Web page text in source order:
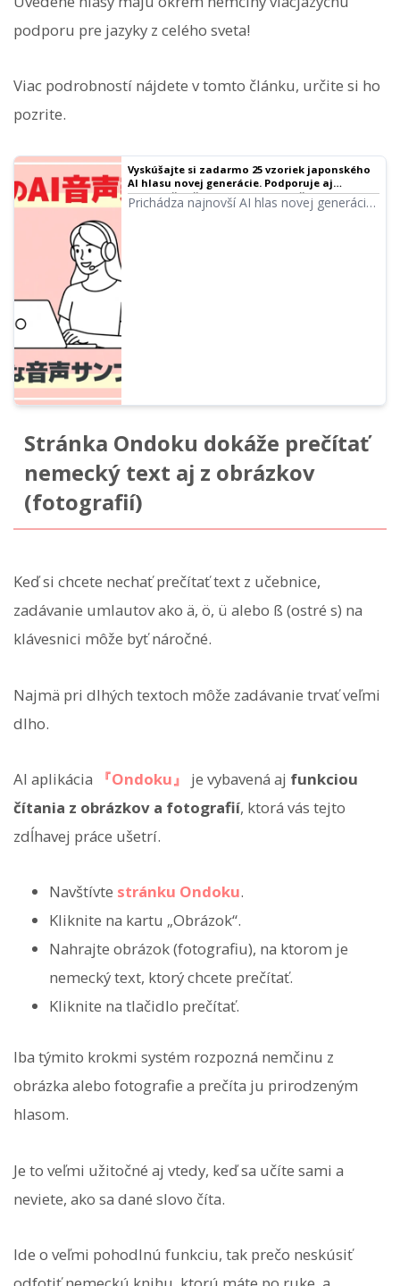
podporu pre jazyky z celého sveta!
Viac podrobností nájdete v tomto článku, určite si ho
pozrite.
Vyskúšajte si zadarmo 25 vzoriek japonského
AI hlasu novej generácie. Podporuje aj
viacjazyčné čítanie | Softvér na čítanie textu
Ondoku
Prichádza najnovší AI hlas novej generácie,
Stránka Ondoku dokáže prečítať
nemecký text aj z obrázkov
(fotografií)
Keď si chcete nechať prečítať text z učebnice,
zadávanie umlautov ako ä, ö, ü alebo ß (ostré s) na
klávesnici môže byť náročné.
Najmä pri dlhých textoch môže zadávanie trvať veľmi
dlho.
AI aplikácia 『Ondoku』 je vybavená aj funkciou
čítania z obrázkov a fotografií, ktorá vás tejto
zdĺhavej práce ušetrí.
Navštívte stránku Ondoku.
Kliknite na kartu „Obrázok“.
Nahrajte obrázok (fotografiu), na ktorom je
nemecký text, ktorý chcete prečítať.
Kliknite na tlačidlo prečítať.
Iba týmito krokmi systém rozpozná nemčinu z
obrázka alebo fotografie a prečíta ju prirodzeným
hlasom.
Je to veľmi užitočné aj vtedy, keď sa učíte sami a
neviete, ako sa dané slovo číta.
Ide o veľmi pohodlnú funkciu, tak prečo neskúsiť